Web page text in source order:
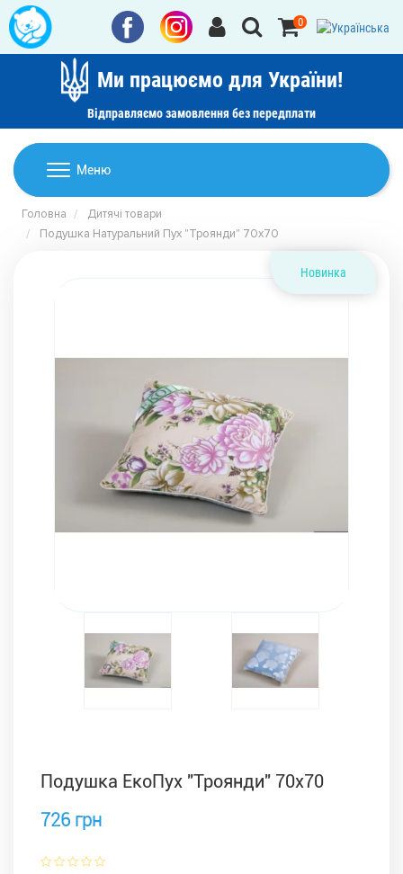
Ми працюємо для України!
Відправляємо замовлення без передплати
0
Меню
Домашній текстиль
Ковдри
Подушки
Наматрацники
Комплекти з ковдр, подушок і постільної білизни
Дитячі товари
Товари для дому
Головна
Дитячі товари
Подушка Натуральний Пух "Троянди" 70х70
Новинка
Подушка ЕкоПух "Троянди" 70х70
726 грн